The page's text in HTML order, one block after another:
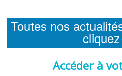
Toutes nos
Accéder à